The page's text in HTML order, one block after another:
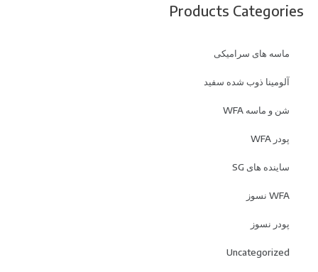
Products
ماسه های سرامیکی
آلومینا ذوب شده سفید
شن و ماسه WFA
ساینده های SG
پودر نسوز
Uncategorized